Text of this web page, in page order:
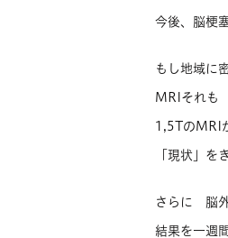
今後、脳梗
もし地域に
MRIそれも
1,5TのMRI
「現状」を
さらに 脳外
結果を一週